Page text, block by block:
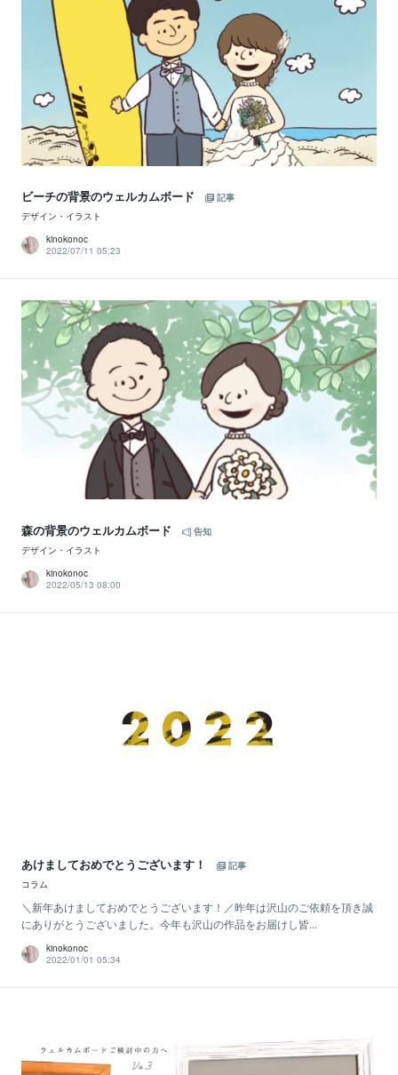
ビーチの背景のウェルカムボード
記事
デザイン・イラスト
kinokonoc
2022/07/11 05:23
森の背景のウェルカムボード
告知
デザイン・イラスト
kinokonoc
2022/05/13 08:00
あけましておめでとうございます！
記事
コラム
＼新年あけましておめでとうございます！／昨年は沢山のご依頼を頂き誠
にありがとうございました。今年も沢山の作品をお届けし皆...
kinokonoc
2022/01/01 05:34